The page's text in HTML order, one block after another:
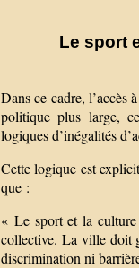
Le sport
Dans ce cadre, l’accès
politique plus large,
logiques d’inégalités
Cette logique est
que :
« Le sport et la culture
collective. La ville doit
discrimination ni